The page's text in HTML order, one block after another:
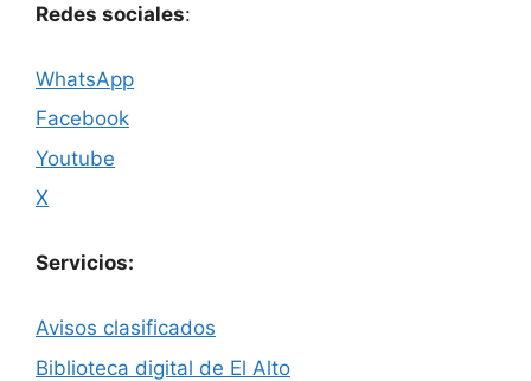
Redes sociales:
WhatsApp
Facebook
Youtube
X
Servicios:
Avisos clasificados
Biblioteca digital de El Alto